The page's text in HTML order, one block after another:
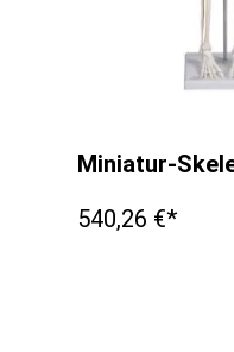
Bandapparat
Miniatur-
540,26 €*